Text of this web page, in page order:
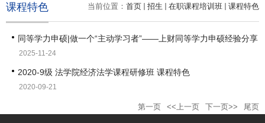
当前位置： 首页 招生 在职课程培训班 课程特色
课程特色
同等学力申硕|做一个“主动学习者”——上财同等学力申硕经验分享
2025-11-24
2020-9级 法学院经济法学课程研修班 课程特色
2020-09-21
第一页 <<上一页 下一页>> 尾页